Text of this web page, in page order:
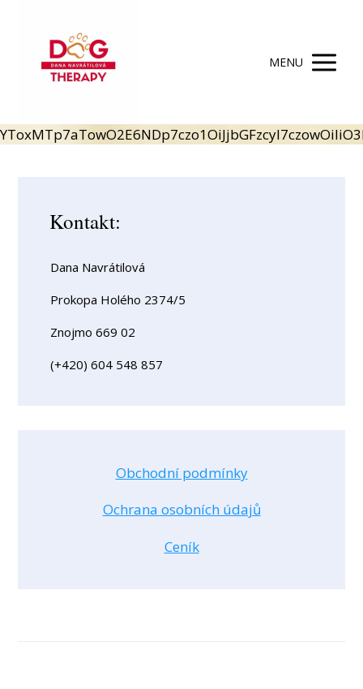
MENU
Kontakt:
Dana Navrátilová
Prokopa Holého 2374/5
Znojmo 669 02
(+420) 604 548 857
Obchodní podmínky
Ochrana osobních údajů
Ceník